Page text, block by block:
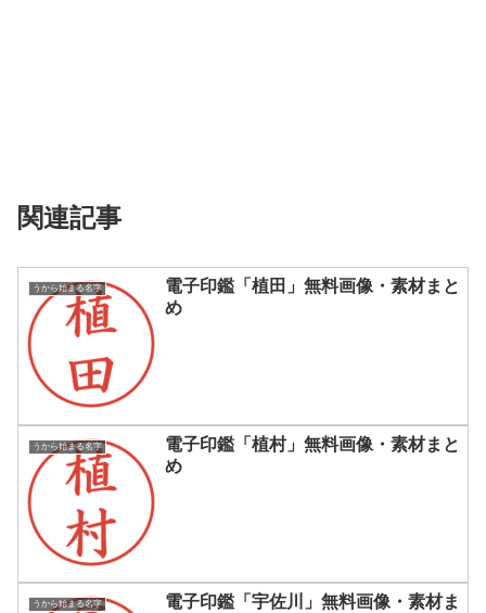
関連記事
うから始まる名字
電子印鑑「植田」無料画像・素材まと
め
うから始まる名字
電子印鑑「植村」無料画像・素材まと
め
うから始まる名字
電子印鑑「宇佐川」無料画像・素材ま